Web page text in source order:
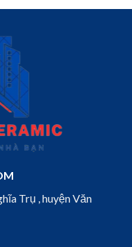
Trụ , huyện Văn